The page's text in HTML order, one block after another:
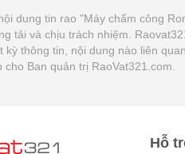
dung tin rao "Máy chấm công
tải và chịu trách nhiệm.
kỳ thông tin, nội dung nào liên
Ban quản trị RaoVat321.com.
Hỗ